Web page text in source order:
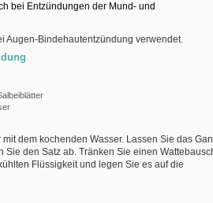
bei Entzündungen der Mund- und
Augen-Bindehautentzündung verwendet.
dem kochenden Wasser. Lassen Sie das
Sie den Satz ab. Tränken Sie einen
Flüssigkeit und legen Sie es auf die